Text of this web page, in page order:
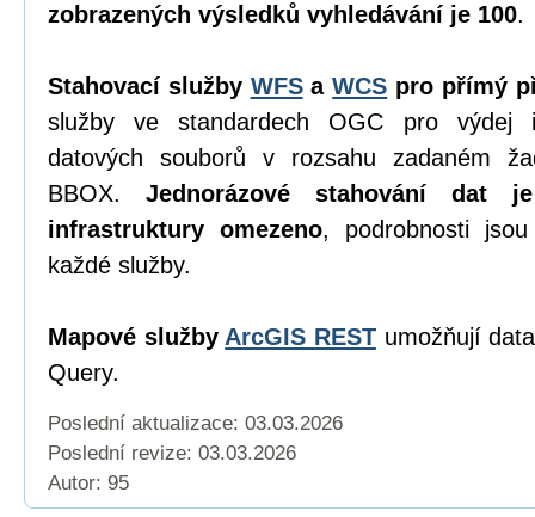
zobrazených výsledků vyhledávání je 100.
Stahovací služby WFSaWCS pro přímý
služby ve standardech OGC pro výdej
datových souborů v rozsahu zadaném
BBOX. Jednorázové stahování dat
infrastruktury omezeno, podrobnosti
každé služby.
Mapové služby ArcGIS RESTumožňují
Query.
Poslední aktualizace: 03.03.2026
Poslední revize: 03.03.2026
Autor: 95